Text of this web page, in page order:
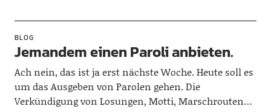
BLOG
Jemandem einen Paroli anbieten.
Ach nein, das ist ja erst nächste Woche. Heute soll es
um das Ausgeben von Parolen gehen. Die
Verkündigung von Losungen, Motti, Marschrouten…